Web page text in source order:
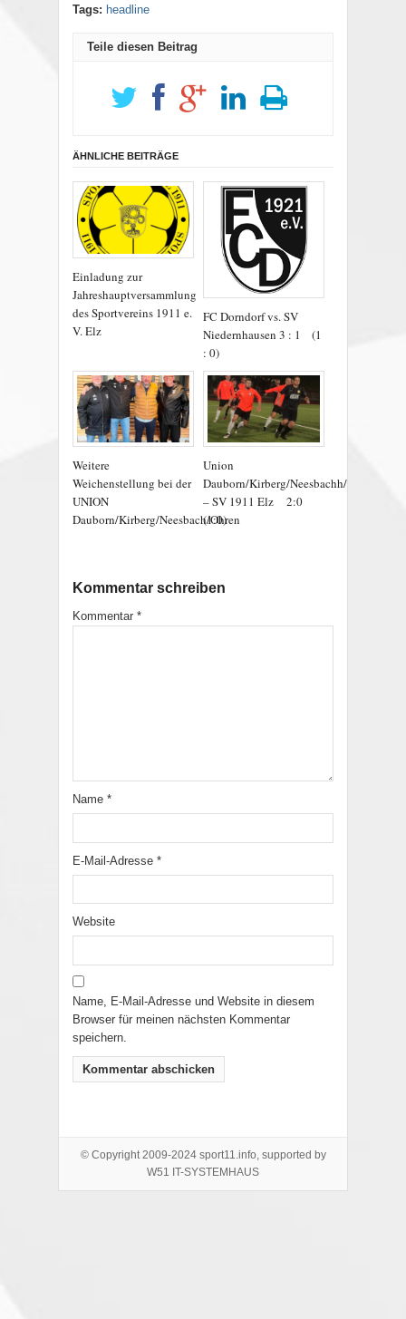
Tags: headline
Teile diesen Beitrag
ÄHNLICHE BEITRÄGE
Einladung zur
Jahreshauptversammlung
des Sportvereins 1911 e.
V. Elz
FC Dorndorf vs. SV
Niedernhausen 3 : 1 (1
: 0)
Weitere
Weichenstellung bei der
UNION
Dauborn/Kirberg/Neesbach/Ohren
Union
Dauborn/Kirberg/Neesbachh/Ohren
– SV 1911 Elz 2:0
(1:0)
Kommentar schreiben
Kommentar *
Name *
E-Mail-Adresse *
Website
Name, E-Mail-Adresse und Website in diesem
Browser für meinen nächsten Kommentar
speichern.
© Copyright 2009-2024 sport11.info, supported by
W51 IT-SYSTEMHAUS